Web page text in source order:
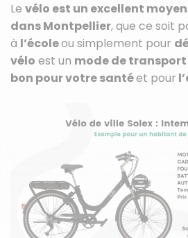
Le vélo est un excellent
dans Montpellier, que ce soit
à l’écoleou simplement pour
vélo est un mode de
bon pour votre santéet pour